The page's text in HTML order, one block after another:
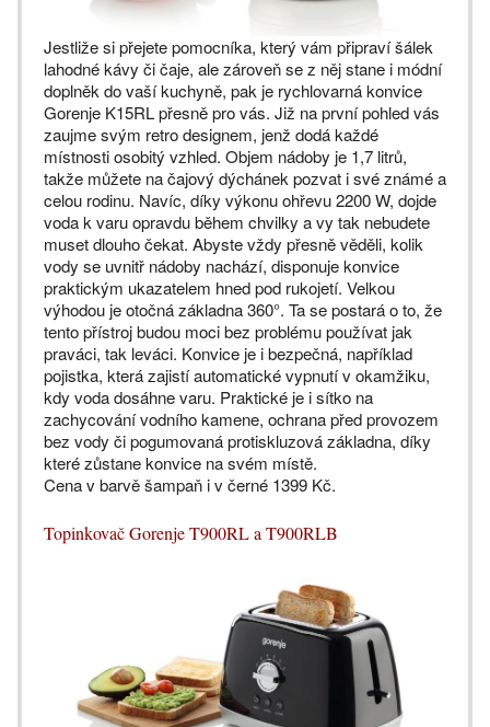
Jestliže si přejete pomocníka, který vám připraví šálek
lahodné kávy či čaje, ale zároveň se z něj stane i módní
doplněk do vaší kuchyně, pak je rychlovarná konvice
Gorenje K15RL přesně pro vás. Již na první pohled vás
zaujme svým retro designem, jenž dodá každé
místnosti osobitý vzhled. Objem nádoby je 1,7 litrů,
takže můžete na čajový dýchánek pozvat i své známé a
celou rodinu. Navíc, díky výkonu ohřevu 2200 W, dojde
voda k varu opravdu během chvilky a vy tak nebudete
muset dlouho čekat. Abyste vždy přesně věděli, kolik
vody se uvnitř nádoby nachází, disponuje konvice
praktickým ukazatelem hned pod rukojetí. Velkou
výhodou je otočná základna 360°. Ta se postará o to, že
tento přístroj budou moci bez problému používat jak
praváci, tak leváci. Konvice je i bezpečná, například
pojistka, která zajistí automatické vypnutí v okamžiku,
kdy voda dosáhne varu. Praktické je i sítko na
zachycování vodního kamene, ochrana před provozem
bez vody či pogumovaná protiskluzová základna, díky
které zůstane konvice na svém místě.
Cena v barvě šampaň i v černé 1399 Kč.
Topinkovač Gorenje T900RL a T900RLB